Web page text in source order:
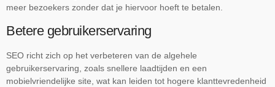
meer bezoekers zonder dat je hiervoor hoeft te betalen.
Betere gebruikerservaring
SEO richt zich op het verbeteren van de algehele
gebruikerservaring, zoals snellere laadtijden en een
mobielvriendelijke site, wat kan leiden tot hogere klanttevredenheid